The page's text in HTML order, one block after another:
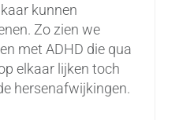
kunnen
Zo zien we
met ADHD die qua
elkaar lijken toch
hersenafwijkingen.